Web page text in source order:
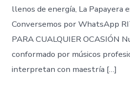
llenos de energía, La Papayera
Conversemos por WhatsApp
PARA CUALQUIER OCASIÓN
conformado por músicos
interpretan con maestría […]